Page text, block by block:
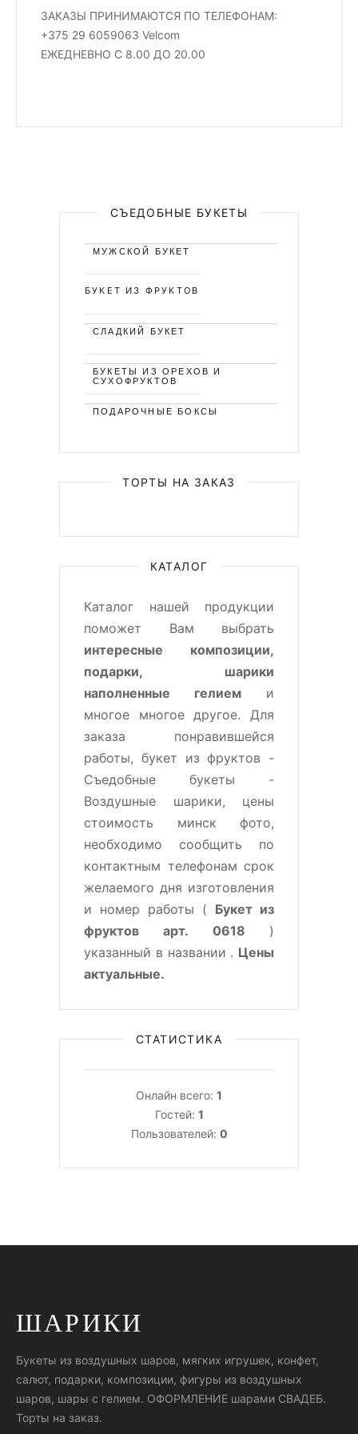
ЗАКАЗЫ ПРИНИМАЮТСЯ ПО ТЕЛЕФОНАМ:
+375 29 6059063 Velcom
ЕЖЕДНЕВНО С 8.00 ДО 20.00
СЪЕДОБНЫЕ БУКЕТЫ
МУЖСКОЙ БУКЕТ
БУКЕТ ИЗ ФРУКТОВ
СЛАДКИЙ БУКЕТ
БУКЕТЫ ИЗ ОРЕХОВ И
СУХОФРУКТОВ
ПОДАРОЧНЫЕ БОКСЫ
ТОРТЫ НА ЗАКАЗ
КАТАЛОГ
Каталог нашей продукции
поможет Вам выбрать
интересные композиции,
подарки, шарики
наполненные гелием и
многое многое другое. Для
заказа понравившейся
работы, букет из фруктов -
Съедобные букеты -
Воздушные шарики, цены
стоимость минск фото,
необходимо сообщить по
контактным телефонам срок
желаемого дня изготовления
и номер работы ( Букет из
фруктов арт. 0618 )
указанный в названии . Цены
актуальные.
СТАТИСТИКА
Онлайн всего: 1
Гостей: 1
Пользователей: 0
ШАРИКИ
Букеты из воздушных шаров, мягких игрушек, конфет,
салют, подарки, композиции, фигуры из воздушных
шаров, шары с гелием. ОФОРМЛЕНИЕ шарами СВАДЕБ.
Торты на заказ.